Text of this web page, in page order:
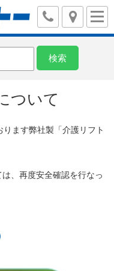
ついて
ます弊社製「介護リフト
、再度安全確認を行なっ